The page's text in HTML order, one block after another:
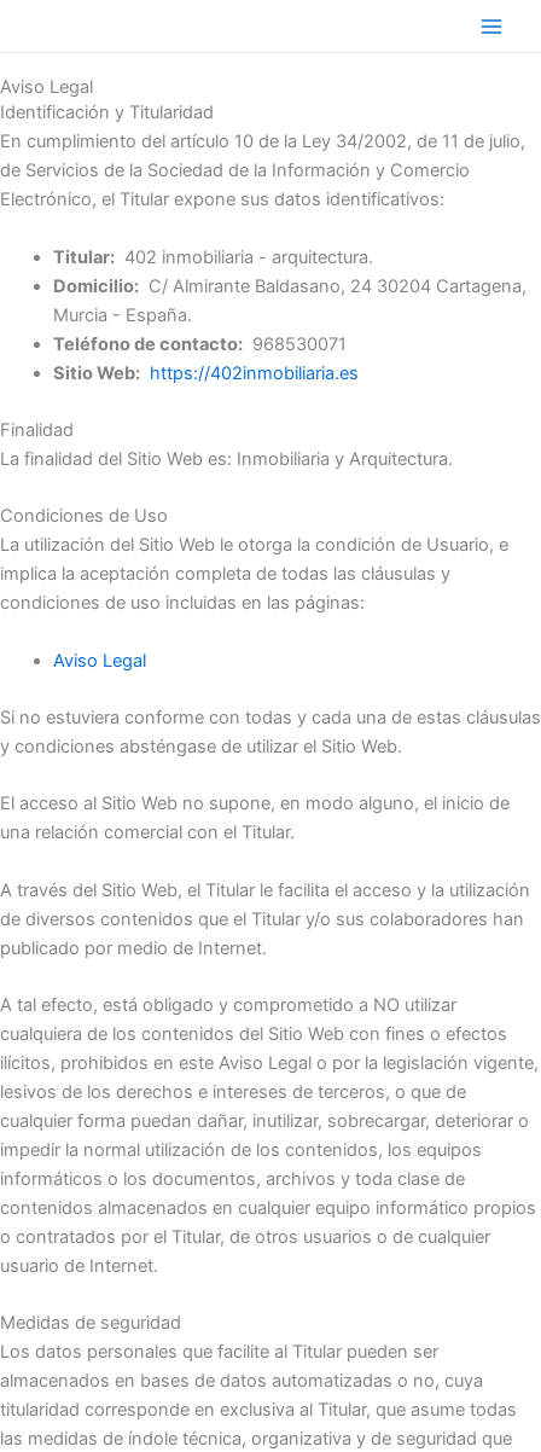
Aviso Legal
Identificación y Titularidad
En cumplimiento del artículo 10 de la Ley 34/2002, de 11 de julio,
de Servicios de la Sociedad de la Información y Comercio
Electrónico, el Titular expone sus datos identificativos:
Titular:402 inmobiliaria - arquitectura.
Domicilio:C/ Almirante Baldasano, 24 30204 Cartagena,
Murcia - España.
Teléfono de contacto:968530071
Sitio Web: https://402inmobiliaria.es
Finalidad
La finalidad del Sitio Web es: Inmobiliaria y Arquitectura.
Condiciones de Uso
La utilización del Sitio Web le otorga la condición de Usuario, e
implica la aceptación completa de todas las cláusulas y
condiciones de uso incluidas en las páginas:
Aviso Legal
Si no estuviera conforme con todas y cada una de estas cláusulas
y condiciones absténgase de utilizar el Sitio Web.
El acceso al Sitio Web no supone, en modo alguno, el inicio de
una relación comercial con el Titular.
A través del Sitio Web, el Titular le facilita el acceso y la utilización
de diversos contenidos que el Titular y/o sus colaboradores han
publicado por medio de Internet.
A tal efecto, está obligado y comprometido a NO utilizar
cualquiera de los contenidos del Sitio Web con fines o efectos
ilícitos, prohibidos en este Aviso Legal o por la legislación vigente,
lesivos de los derechos e intereses de terceros, o que de
cualquier forma puedan dañar, inutilizar, sobrecargar, deteriorar o
impedir la normal utilización de los contenidos, los equipos
informáticos o los documentos, archivos y toda clase de
contenidos almacenados en cualquier equipo informático propios
o contratados por el Titular, de otros usuarios o de cualquier
usuario de Internet.
Medidas de seguridad
Los datos personales que facilite al Titular pueden ser
almacenados en bases de datos automatizadas o no, cuya
titularidad corresponde en exclusiva al Titular, que asume todas
las medidas de índole técnica, organizativa y de seguridad que